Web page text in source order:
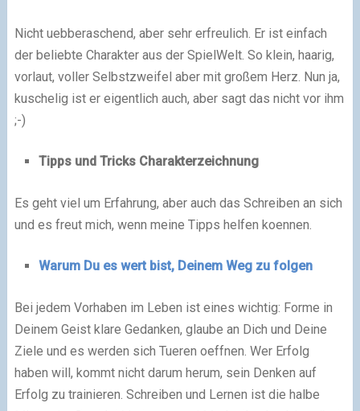
Nicht uebberaschend, aber sehr erfreulich. Er ist einfach
der beliebte Charakter aus der SpielWelt. So klein, haarig,
vorlaut, voller Selbstzweifel aber mit großem Herz. Nun ja,
kuschelig ist er eigentlich auch, aber sagt das nicht vor ihm
;-)
Tipps und Tricks Charakterzeichnung
Es geht viel um Erfahrung, aber auch das Schreiben an sich
und es freut mich, wenn meine Tipps helfen koennen.
Warum Du es wert bist, Deinem Weg zu folgen
Bei jedem Vorhaben im Leben ist eines wichtig: Forme in
Deinem Geist klare Gedanken, glaube an Dich und Deine
Ziele und es werden sich Tueren oeffnen. Wer Erfolg
haben will, kommt nicht darum herum, sein Denken auf
Erfolg zu trainieren. Schreiben und Lernen ist die halbe